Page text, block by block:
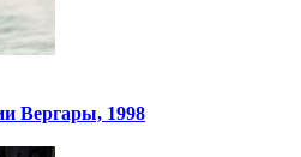
Вергары, 1998